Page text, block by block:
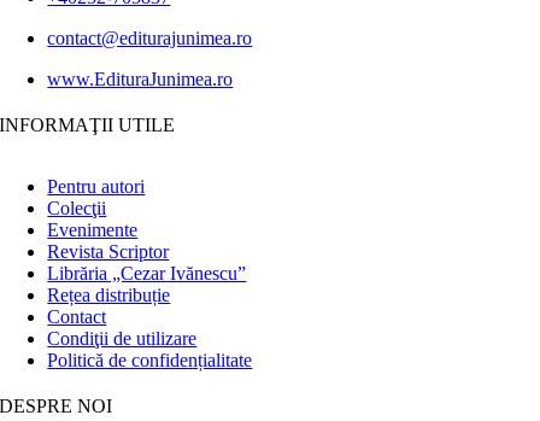
contact@editurajunimea.ro
www.EdituraJunimea.ro
INFORMAŢII UTILE
Pentru autori
Colecţii
Evenimente
Revista Scriptor
Librăria „Cezar Ivănescu”
Rețea distribuție
Contact
Condiţii de utilizare
Politică de confidențialitate
DESPRE NOI